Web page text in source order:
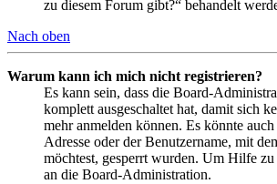
zu diesem Forum gibt?“ behandelt
Nach oben
Warum kann ich mich nicht registrieren?
Es kann sein, dass die Board-
komplett ausgeschaltet hat, damit sich
mehr anmelden können. Es könnte
Adresse oder der Benutzername, mit
möchtest, gesperrt wurden. Um Hilfe
an die Board-Administration.